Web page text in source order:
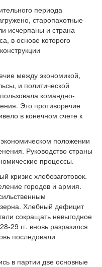
периода
старопахотные
исчерпаны и страна
в основе которого
между экономикой,
и политической
командно-
Это противоречие
в конечном счете к
положении
Руководство страны
процессы.
кризис хлебозаготовок.
городов и армия.
Хлебный дефицит
сокращать невыгодное
29 гг. вновь разразился
последовали
в партии две основные